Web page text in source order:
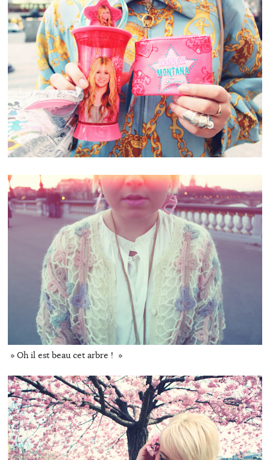
» Oh il est beau cet arbre ! »